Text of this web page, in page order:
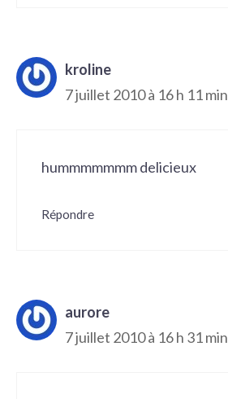
kroline
7 juillet 2010 à 16 h 11 min
hummmmmmm delicieux
Répondre
aurore
7 juillet 2010 à 16 h 31 min